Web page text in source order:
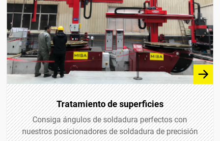
Tratamiento de superficies
Consiga ángulos de soldadura perfectos con
nuestros posicionadores de soldadura de precisión